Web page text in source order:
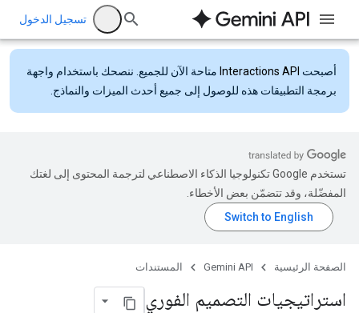
تسجيل الدخول
أصبحت Interactions API متاحة الآن للجميع. ننصحك باستخدام واجهة
برمجة التطبيقات هذه للوصول إلى جميع أحدث الميزات والنماذج.
تستخدم Google تكنولوجيا الذكاء الاصطناعي لترجمة المحتوى إلى لغتك
المفضّلة، وقد تتضمّن بعض الأخطاء.
الصفحة الرئيسية Gemini API المستندات
استراتيجيات التصميم الفوري